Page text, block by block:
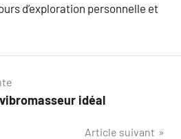
d’exploration personnelle et
idéal
Article suivant